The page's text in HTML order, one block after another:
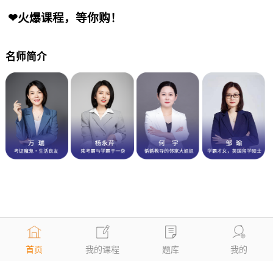
首页 我的课程 题库 我的
❤火爆课程，等你购！
名师简介